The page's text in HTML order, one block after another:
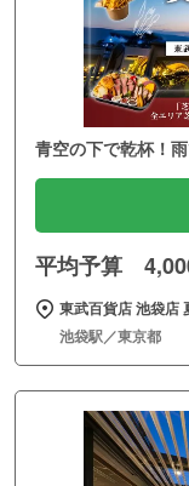
青空の下で乾杯！
平均予算
東武百貨店 池袋店
池袋駅／東京都